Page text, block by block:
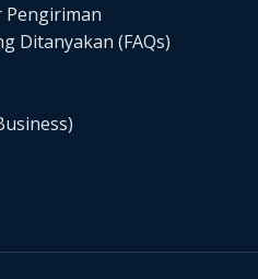
Pengiriman
Ditanyakan (FAQs)